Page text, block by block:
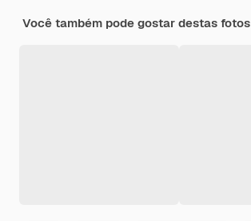
Você também pode gostar destas fotos